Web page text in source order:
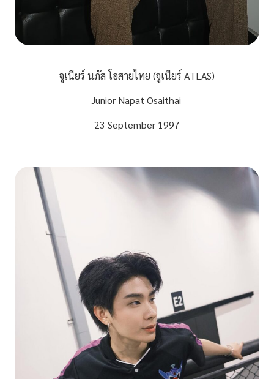
จูเนียร์ นภัส โอสายไทย (จูเนียร์ ATLAS)
Junior Napat Osaithai
23 September 1997